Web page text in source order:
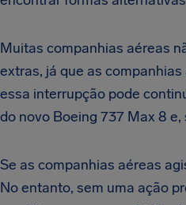
Muitas companhias aéreas
extras, já que as
essa interrupção pode
do novo Boeing 737 Max 8
Se as companhias aéreas
No entanto, sem uma ação